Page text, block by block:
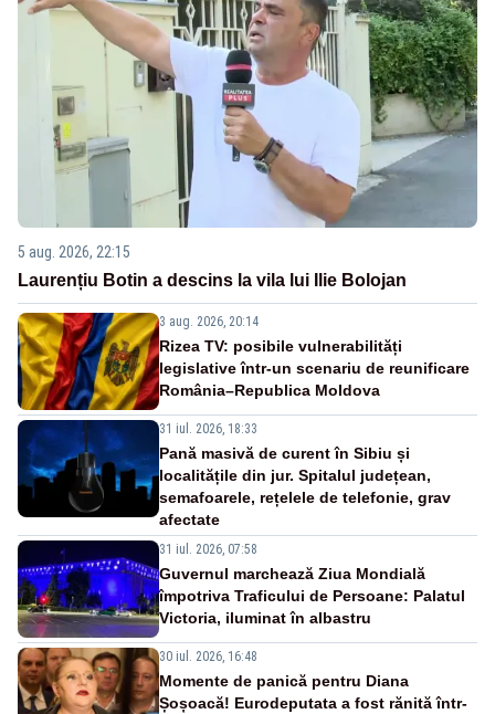
5 aug. 2026, 22:15
Laurențiu Botin a descins la vila lui Ilie Bolojan
3 aug. 2026, 20:14
Rizea TV: posibile vulnerabilități
legislative într-un scenariu de reunificare
România–Republica Moldova
31 iul. 2026, 18:33
Pană masivă de curent în Sibiu și
localitățile din jur. Spitalul județean,
semafoarele, rețelele de telefonie, grav
afectate
31 iul. 2026, 07:58
Guvernul marchează Ziua Mondială
împotriva Traficului de Persoane: Palatul
Victoria, iluminat în albastru
30 iul. 2026, 16:48
Momente de panică pentru Diana
Șoșoacă! Eurodeputata a fost rănită într-